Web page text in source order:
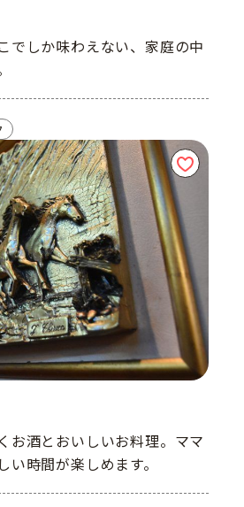
でしか味わえない、家庭の中
お酒とおいしいお料理。ママ
時間が楽しめます。